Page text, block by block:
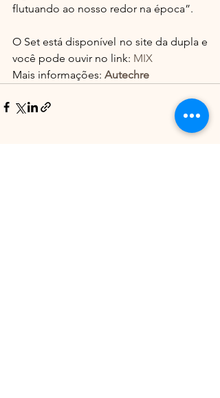
flutuando ao nosso redor na época”.
O Set está disponível no site da dupla e
você pode ouvir no link: MIX
Mais informações: Autechre